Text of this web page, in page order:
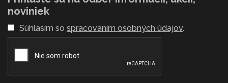
noviniek
Súhlasím so spracovaním osobných údajov.